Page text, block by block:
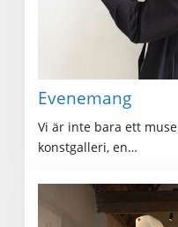
Evenemang
Vi är inte bara ett
konstgalleri, en…